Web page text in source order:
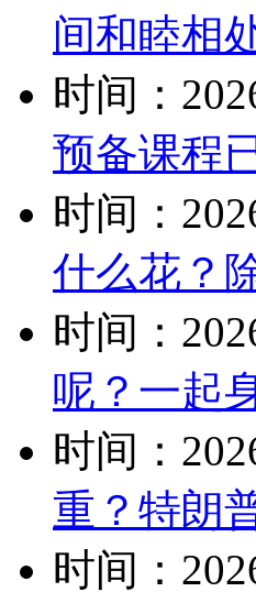
间和睦相
时间：
预备课程
时间：
什么花？
时间：
呢？一起
时间：
重？特朗
时间：